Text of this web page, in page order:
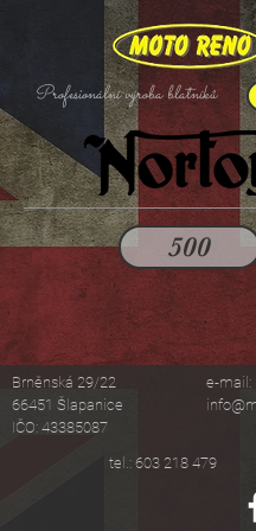
Profesionální výroba blatníků
500
Brněnská 29/22
66451 Šlapanice
IČO: 43385087
e-mail:
tel.: 603 218 479